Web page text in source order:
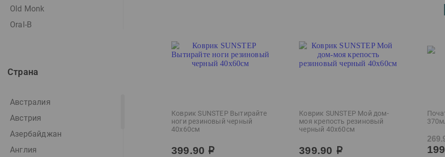
Old Monk
Oral-B
Sunfeel
Москофе
Поиск
Рахи
Страна
Австралия
Австрия
Азербайджан
Англия
Коврик SUNSTEP Вытирайте
ноги резиновый черный
40х60см
399.90 р
Коврик SUNSTEP Мой дом-
моя крепость резиновый
черный 40х60см
399.90 р